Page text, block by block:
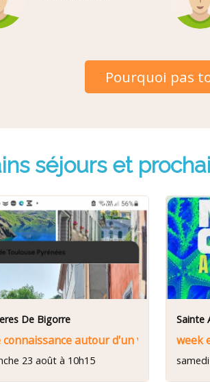
Pourquoi pas
séjours et
17 août 2026
De Bigorre
connaissance autour d'un verre
23 août à 10h15
Sainte
week